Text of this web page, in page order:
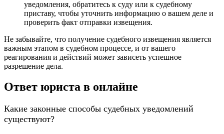
уведомления, обратитесь к суду или к судебному
приставу, чтобы уточнить информацию о вашем деле и
проверить факт отправки извещения.
Не забывайте, что получение судебного извещения является
важным этапом в судебном процессе, и от вашего
реагирования и действий может зависеть успешное
разрешение дела.
Ответ юриста в онлайне
Какие законные способы судебных уведомлений
существуют?